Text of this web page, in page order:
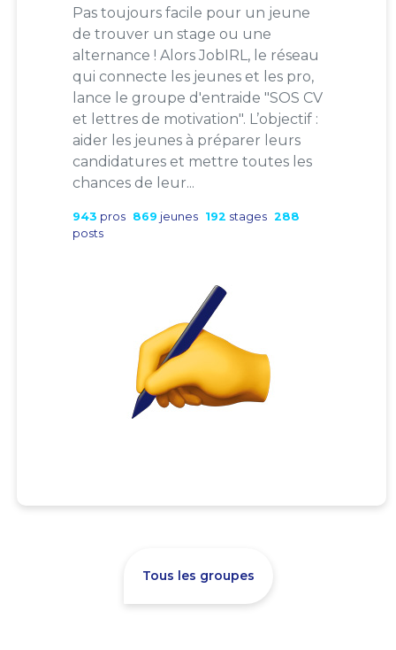
Pas toujours facile pour un jeune
de trouver un stage ou une
alternance ! Alors JobIRL, le réseau
qui connecte les jeunes et les pro,
lance le groupe d'entraide "SOS CV
et lettres de motivation". L’objectif :
aider les jeunes à préparer leurs
candidatures et mettre toutes les
chances de leur...
943 pros 869 jeunes 192 stages 288
posts
Tous les groupes